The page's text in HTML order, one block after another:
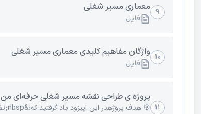
۹ معماری مسیر شغلی
فایل
۱۰ واژگان مفاهیم کلیدی معماری مسیر شغلی
فایل
۱۱
پروژه ی طراحی نقشه مسیر شغلی حرفه‌ای من
🎯 هدف پروژهدر این اپیزود یاد گرفتید که:&nbsp;تفاوت «کار» و «شغل» چیست.&nbsp;&nbsp;چرا نظم...